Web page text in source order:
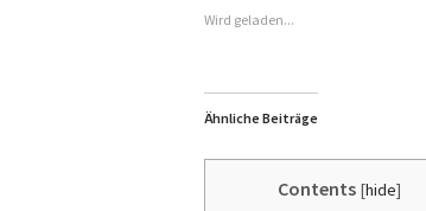
Wird geladen...
Ähnliche Beiträge
Contents [hide]